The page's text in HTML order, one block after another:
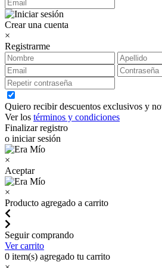
Crear una cuenta
×
Registrarme
Quiero recibir descuentos exclusivos y
Ver los términos y condiciones
Finalizar registro
o iniciar sesión
×
Aceptar
×
Producto agregado a carrito
Seguir comprando
Ver carrito
0 item(s) agregado tu carrito